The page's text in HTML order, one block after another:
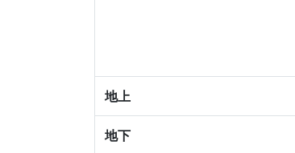
地上
地下